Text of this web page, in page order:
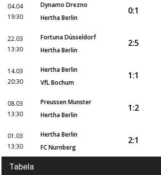
04.04
19:30
Dynamo Drezno
Hertha Berlin
0:1
22.03
13:30
Fortuna Düsseldorf
Hertha Berlin
2:5
14.03
20:30
Hertha Berlin
VfL Bochum
1:1
08.03
13:30
Preussen Munster
Hertha Berlin
1:2
01.03
13:30
Hertha Berlin
FC Nurnberg
2:1
Tabela